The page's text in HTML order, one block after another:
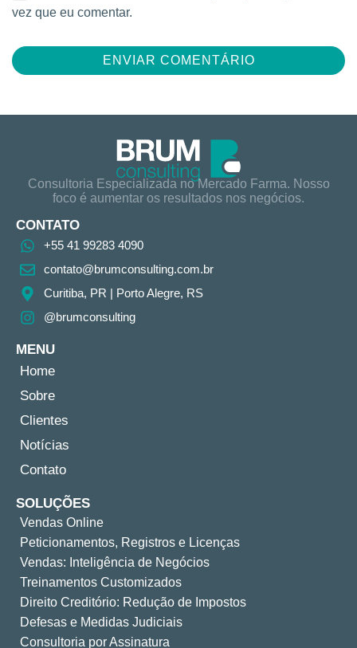
vez que eu comentar.
Consultoria Especializada no Mercado Farma. Nosso
foco é aumentar os resultados nos negócios.
CONTATO
+55 41 99283 4090
contato@brumconsulting.com.br​
Curitiba, PR​ | Porto Alegre, RS
@brumconsulting
MENU
Home
Sobre
Clientes
Notícias
Contato
SOLUÇÕES
Vendas Online
Peticionamentos, Registros e Licenças
Vendas: Inteligência de Negócios
Treinamentos Customizados
Direito Creditório: Redução de Impostos
Defesas e Medidas Judiciais
Consultoria por Assinatura